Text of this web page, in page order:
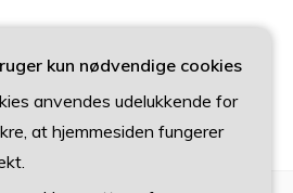
kun nødvendige cookies
anvendes udelukkende for
at hjemmesiden fungerer